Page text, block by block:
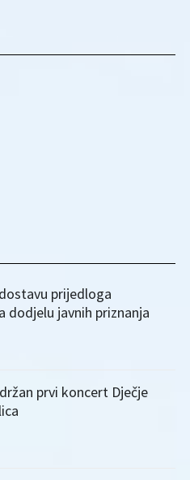
prijedloga
dodjelu javnih priznanja
prvi koncert Dječje